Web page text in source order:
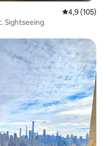
4,9 (105)
Sightseeing